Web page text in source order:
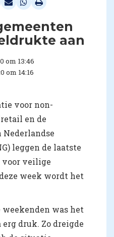
aan
om 13:46
om 14:16
voor non-
en de
leggen de laatste
voor veilige
week wordt het
was het
druk. Zo dreigde